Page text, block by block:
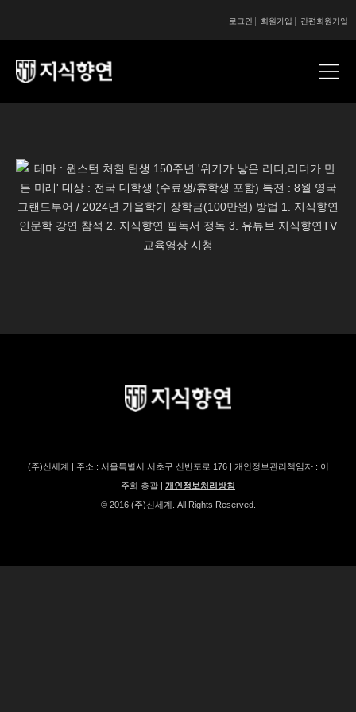
간편회원가입
회원가입
로그인
(주)신세계 | 주소 : 서울특별시 서초구 신반포로 176 | 개인정보관리책임자 : 이
주희 총괄 | 개인정보처리방침